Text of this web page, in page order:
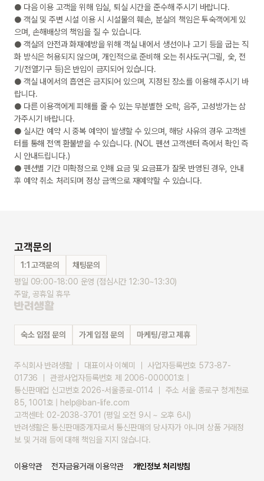
● 다음 이용 고객을 위해 입실, 퇴실 시간을 준수해 주시기 바랍니다.
● 객실 및 주변 시설 이용 시 시설물의 훼손, 분실의 책임은 투숙객에게 있
으며, 손해배상의 책임을 질 수 있습니다.
● 객실의 안전과 화재예방을 위해 객실 내에서 생선이나 고기 등을 굽는 직
화 방식은 허용되지 않으며, 개인적으로 준비해 오는 취사도구(그릴, 숯, 전
기/전열기구 등)은 반입이 금지되어 있습니다.
● 객실 내에서의 흡연은 금지되어 있으며, 지정된 장소를 이용해 주시기 바
랍니다.
● 다른 이용객에게 피해를 줄 수 있는 무분별한 오락, 음주, 고성방가는 삼
가주시기 바랍니다.
● 실시간 예약 시 중복 예약이 발생할 수 있으며, 해당 사유의 경우 고객센
터를 통해 전액 환불받을 수 있습니다. (NOL 펜션 고객센터 측에서 확인 즉
시 안내드립니다.)
● 펜션별 기간 미확정으로 인해 요금 및 요금표가 잘못 반영된 경우, 안내
후 예약 취소 처리되며 정상 금액으로 재예약할 수 있습니다.
고객문의
1:1 고객문의
채팅문의
평일 09:00-18:00 운영 (점심시간 12:30~13:30)
주말, 공휴일 휴무
숙소 입점 문의 가게 입점 문의 마케팅/광고 제휴
주식회사 반려생활 ｜ 대표이사 이혜미 ｜ 사업자등록번호 573-87-
01736 ｜ 관광사업자등록번호 제 2006-000001호 |
통신판매업 신고번호 2026-서울종로-0114 ｜ 주소 서울 종로구 청계천로
85, 1001호 | help@ban-life.com
고객센터: 02-2038-3701 (평일 오전 9시 ~ 오후 6시)
반려생활은 통신판매중개자로서 통신판매의 당사자가 아니며 상품 거래정
보 및 거래 등에 대해 책임을 지지 않습니다.
이용약관 전자금융거래 이용약관 개인정보 처리방침